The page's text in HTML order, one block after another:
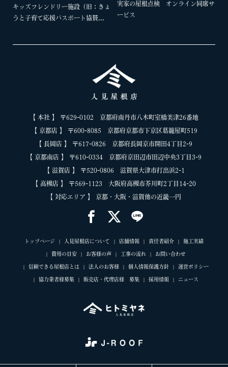
キッズフレンドリー施設（旧：きょ
うと子育て応援パスポート協賛...
実家の屋根点検 オンライン同席サ
ービス
【 本社 】 〒629-0102 京都府南丹市八木町室橋美津26番地
【 京都店 】 〒600-8085 京都府京都市下京区葛籠屋町519
【 長岡店 】 〒617-0826 京都府長岡京市開田4丁目2-9
【 京都南店 】 〒610-0334 京都府京田辺市田辺中央3丁目3-9
【 滋賀店 】 〒520-0806 滋賀県大津市打出浜2-1
【 高槻店 】 〒569-1123 大阪府高槻市芥川町2丁目14-20
【 対応エリア 】 京都・大阪・滋賀他の近畿一円
トップページ 人見屋根店について 店舗情報 責任者紹介 施工実績
費用の目安 お客様の声 工事の流れ お問い合わせ
信頼できる屋根店とは 法人のお客様 個人情報保護方針 運営ポリシー
協力業者様募集 販売店・代理店様 募集 採用情報 ニュース